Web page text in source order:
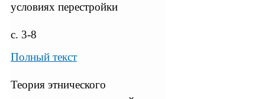
условиях перестройки
с. 3-8
Полный текст
Теория этнического